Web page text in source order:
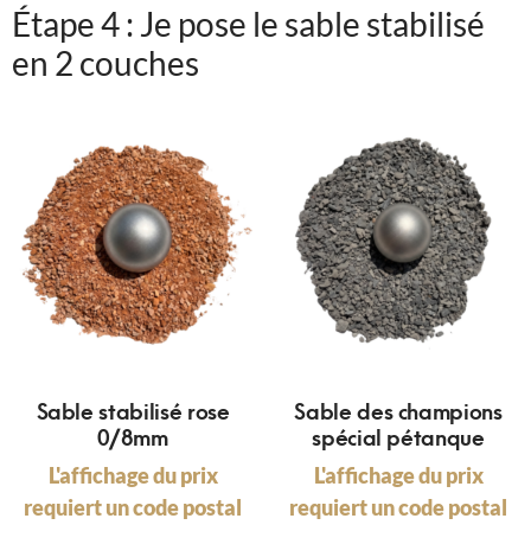
Étape 4 : Je pose le sable stabilisé
en 2 couches
Sable stabilisé rose
0/8mm
L'affichage du prix
requiert un code postal
Sable des champions
spécial pétanque
L'affichage du prix
requiert un code postal